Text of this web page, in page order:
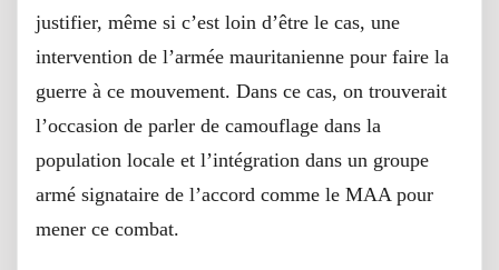
justifier, même si c’est loin d’être le cas, une
intervention de l’armée mauritanienne pour faire la
guerre à ce mouvement. Dans ce cas, on trouverait
l’occasion de parler de camouflage dans la
population locale et l’intégration dans un groupe
armé signataire de l’accord comme le MAA pour
mener ce combat.